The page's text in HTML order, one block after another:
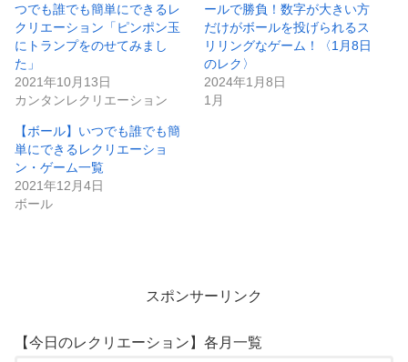
つでも誰でも簡単にできるレ
クリエーション「ピンポン玉
にトランプをのせてみまし
た」
2021年10月13日
カンタンレクリエーション
ールで勝負！数字が大きい方
だけがボールを投げられるス
リリングなゲーム！〈1月8日
のレク〉
2024年1月8日
1月
【ボール】いつでも誰でも簡
単にできるレクリエーショ
ン・ゲーム一覧
2021年12月4日
ボール
スポンサーリンク
【今日のレクリエーション】各月一覧